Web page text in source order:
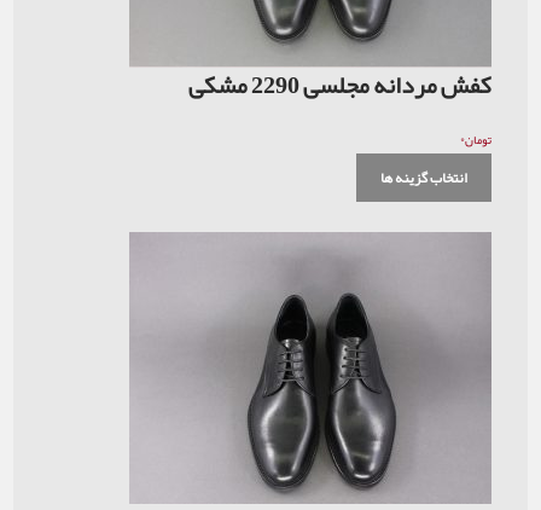
کفش مردانه مجلسی 2290 مشکی
تومان۰
انتخاب گزینه ها